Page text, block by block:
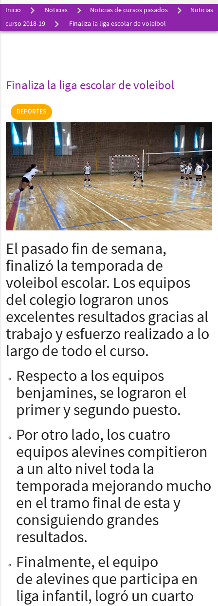
Inicio Noticias Noticias de cursos pasados
Noticias
curso 2018-19
Finaliza la liga escolar de voleibol
Finaliza la liga escolar de voleibol
DEPORTES
El pasado fin de semana,
finalizó la temporada de
voleibol escolar. Los equipos
del colegio lograron unos
excelentes resultados gracias al
trabajo y esfuerzo realizado a lo
largo de todo el curso.
Respecto a los equipos
benjamines, se lograron el
primer y segundo puesto.
Por otro lado, los cuatro
equipos alevines compitieron
a un alto nivel toda la
temporada mejorando mucho
en el tramo final de esta y
consiguiendo grandes
resultados.
Finalmente, el equipo
de alevines que participa en
liga infantil, logró un cuarto